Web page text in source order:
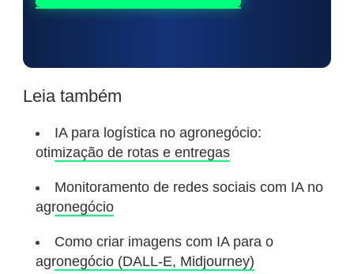
Leia também
IA para logística no agronegócio:
otimização de rotas e entregas
Monitoramento de redes sociais com IA no
agronegócio
Como criar imagens com IA para o
agronegócio (DALL-E, Midjourney)